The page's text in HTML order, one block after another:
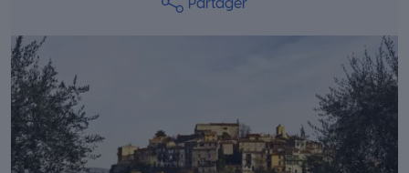
Partager